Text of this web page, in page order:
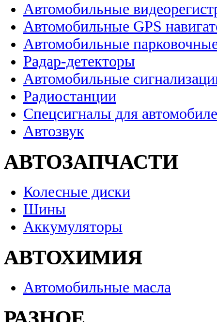
Автомобильные
Автомобильные GPS
Автомобильные
Радар-детекторы
Автомобильные
Радиостанции
Спецсигналы для
Автозвук
АВТОЗАПЧАСТИ
Колесные диски
Шины
Аккумуляторы
АВТОХИМИЯ
Автомобильные масла